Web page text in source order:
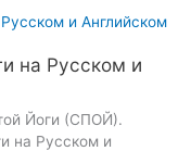
на Русском и
Йоги (СПОЙ).
на Русском и